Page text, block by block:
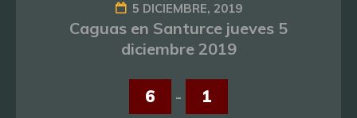
5 DICIEMBRE, 2019
Caguas en Santurce jueves 5
diciembre 2019
6 - 1